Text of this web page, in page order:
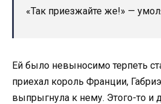
«Так приезжайте же!» —
Ей было невыносимо терпеть
приехал король Франции,
выпрыгнула к нему. Этого-то и